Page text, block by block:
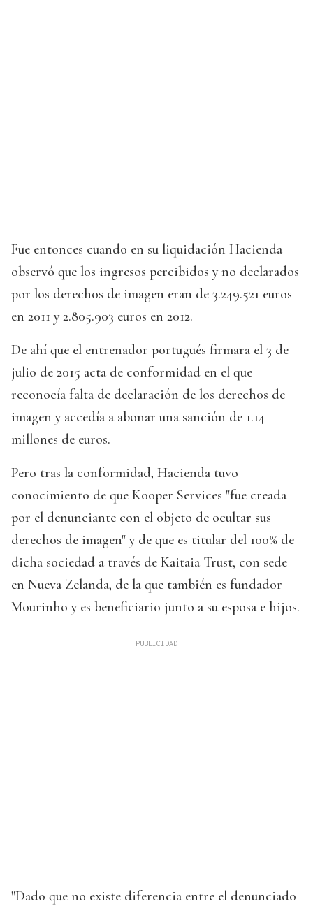
Fue entonces cuando en su liquidación Hacienda
observó que los ingresos percibidos y no declarados
por los derechos de imagen eran de 3.249.521 euros
en 2011 y 2.805.903 euros en 2012.
De ahí que el entrenador portugués firmara el 3 de
julio de 2015 acta de conformidad en el que
reconocía falta de declaración de los derechos de
imagen y accedía a abonar una sanción de 1.14
millones de euros.
Pero tras la conformidad, Hacienda tuvo
conocimiento de que Kooper Services "fue creada
por el denunciante con el objeto de ocultar sus
derechos de imagen" y de que es titular del 100% de
dicha sociedad a través de Kaitaia Trust, con sede
en Nueva Zelanda, de la que también es fundador
Mourinho y es beneficiario junto a su esposa e hijos.
"Dado que no existe diferencia entre el denunciado